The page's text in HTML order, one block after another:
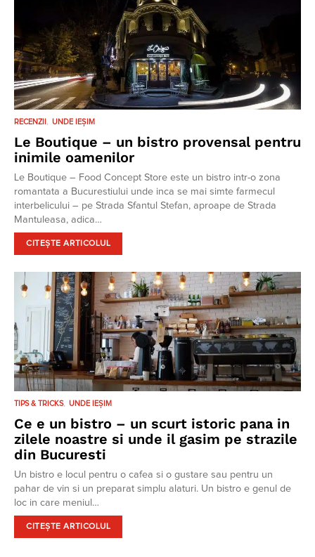
RECENZII UNDE IEȘIM
Le Boutique – un bistro provensal pentru
inimile oamenilor
Le Boutique – Food Concept Store este un bistro intr-o zona
romantata a Bucurestiului unde inca se mai simte farmecul
interbelicului – pe Strada Sfantul Stefan, aproape de Strada
Mantuleasa, adica…
CITEȘTE ARTICOLUL
TIPS & TRICKS UNDE IEȘIM
Ce e un bistro – un scurt istoric pana in
zilele noastre si unde il gasim pe strazile
din Bucuresti
Un bistro e locul pentru o cafea si o gustare sau pentru un
pahar de vin si un preparat simplu alaturi. Un bistro e genul de
loc in care meniul…
CITEȘTE ARTICOLUL